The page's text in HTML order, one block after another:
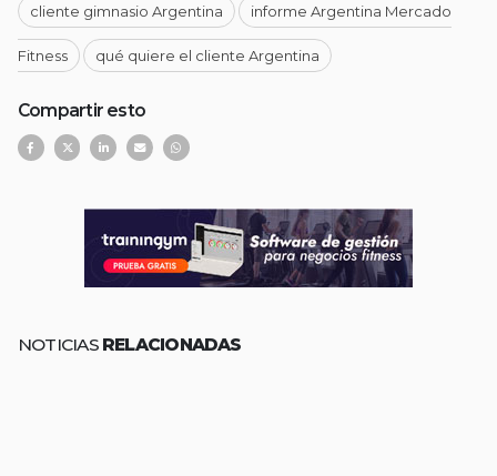
cliente gimnasio Argentina informe Argentina Mercado
Fitness qué quiere el cliente Argentina
Compartir esto
NOTICIAS RELACIONADAS